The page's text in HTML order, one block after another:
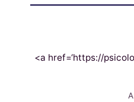
<a href=‘https://